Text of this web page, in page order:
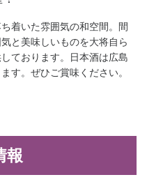
着いた雰囲気の和空間。間
と美味しいものを大将自ら
ております。日本酒は広島
す。ぜひご賞味ください。
報